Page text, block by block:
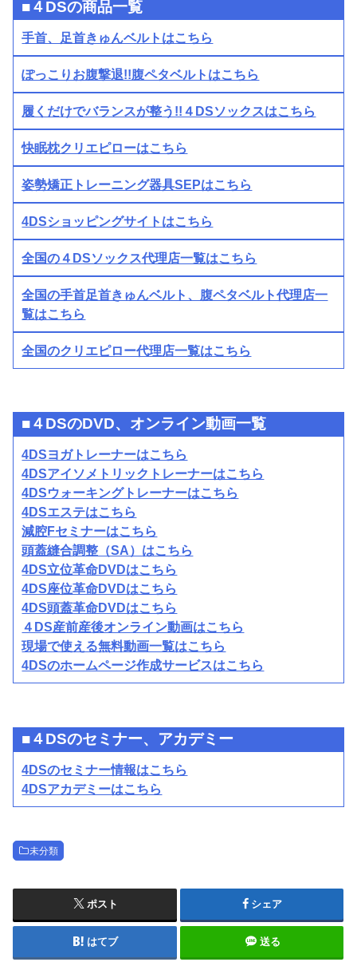
■４DSの商品一覧
手首、足首きゅんベルトはこちら
ぽっこりお腹撃退!!腹ペタベルトはこちら
履くだけでバランスが整う!!４DSソックスはこちら
快眠枕クリエピローはこちら
姿勢矯正トレーニング器具SEPはこちら
4DSショッピングサイトはこちら
全国の４DSソックス代理店一覧はこちら
全国の手首足首きゅんベルト、腹ペタベルト代理店一
覧はこちら
全国のクリエピロー代理店一覧はこちら
■４DSのDVD、オンライン動画一覧
4DSヨガトレーナーはこちら
4DSアイソメトリックトレーナーはこちら
4DSウォーキングトレーナーはこちら
4DSエステはこちら
減腔Fセミナーはこちら
頭蓋縫合調整（SA）はこちら
4DS立位革命DVDはこちら
4DS座位革命DVDはこちら
4DS頭蓋革命DVDはこちら
４DS産前産後オンライン動画はこちら
現場で使える無料動画一覧はこちら
4DSのホームページ作成サービスはこちら
■４DSのセミナー、アカデミー
4DSのセミナー情報はこちら
4DSアカデミーはこちら
未分類
ポスト シェア
はてブ 送る